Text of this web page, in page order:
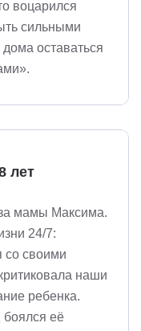
воцарился
сильными
оставаться
лет
мамы Максима.
24/7:
со своими
наши
ребенка.
боялся её